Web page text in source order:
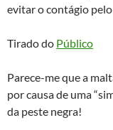
evitar o contágio
Tirado do Público
Parece-me que a
por causa de uma
da peste negra!